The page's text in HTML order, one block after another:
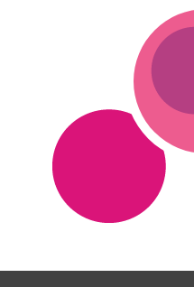
A
c
c
e
i
A
e